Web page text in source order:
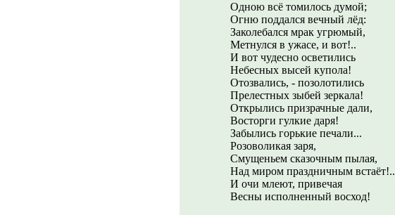
Одною всё томилось думой;
Огню поддался вечный лёд:
Заколебался мрак угрюмый,
Метнулся в ужасе, и вот!..
И вот чудесно осветились
Небесных высей купола!
Отозвались, - позолотились
Прелестных зыбей зеркала!
Открылись призрачные дали,
Восторги гулкие даря!
Забылись горькие печали...
Розоволикая заря,
Смущеньем сказочным пылая,
Над миром праздничным встаёт!..
И очи млеют, привечая
Весны исполненный восход!